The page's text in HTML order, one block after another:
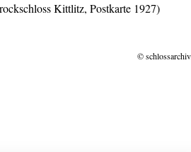
Kittlitz, Postkarte 1927)
©